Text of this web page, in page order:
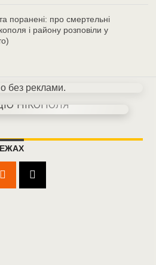
поранені: про смертельні
і району розповіли у